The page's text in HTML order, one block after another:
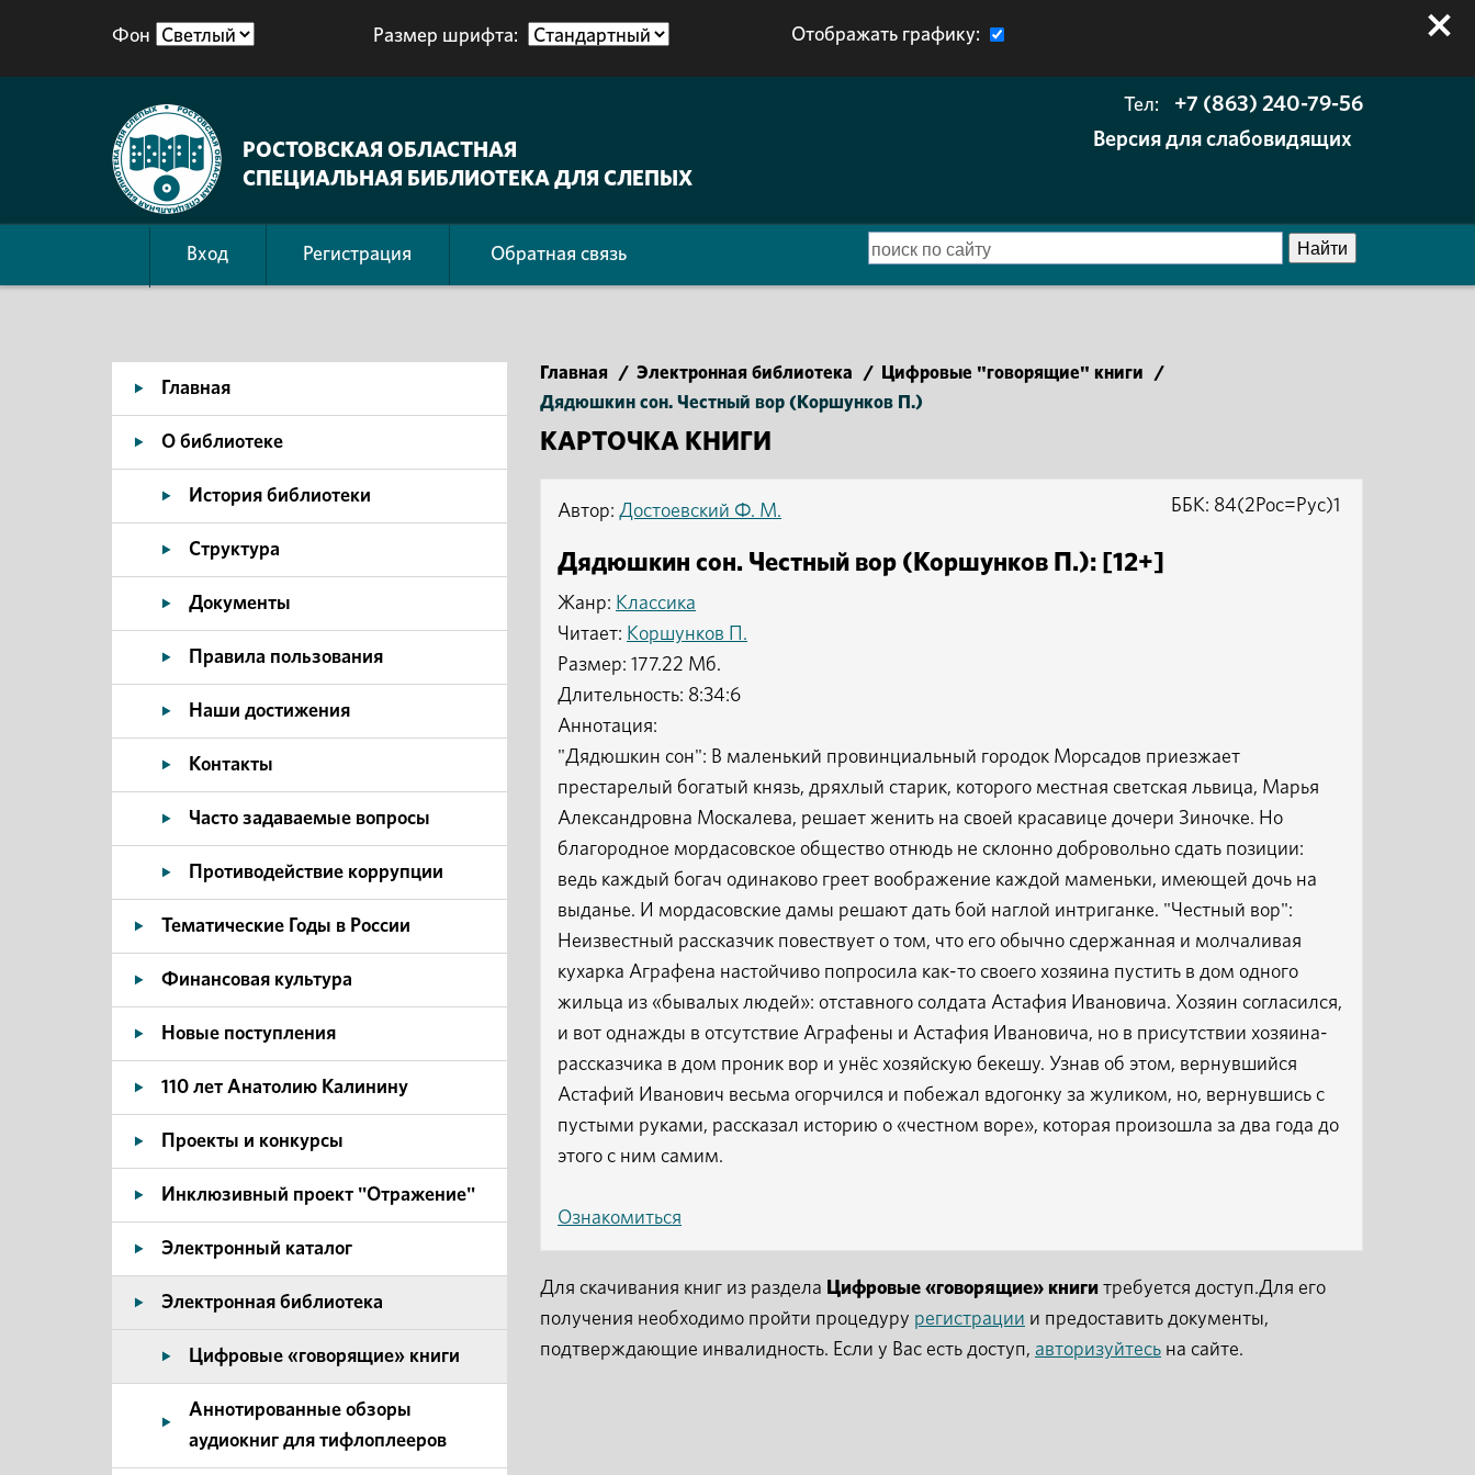
Фон Размер шрифта: Отображать графику:
РОСТОВСКАЯ ОБЛАСТНАЯ
СПЕЦИАЛЬНАЯ БИБЛИОТЕКА ДЛЯ СЛЕПЫХ
Тел:
+7 (863) 240-79-56
Версия для слабовидящих
Вход Регистрация Обратная связь
Главная
О библиотеке
История библиотеки
Структура
Документы
Правила пользования
Наши достижения
Контакты
Часто задаваемые вопросы
Противодействие коррупции
Тематические Годы в России
Финансовая культура
Новые поступления
110 лет Анатолию Калинину
Проекты и конкурсы
Инклюзивный проект "Отражение"
Электронный каталог
Электронная библиотека
Цифровые «говорящие» книги
Аннотированные обзоры
аудиокниг для тифлоплееров
Главная / Электронная библиотека / Цифровые "говорящие" книги
/
Дядюшкин сон. Честный вор (Коршунков П.)
КАРТОЧКА КНИГИ
Автор: Достоевский Ф. М.
Дядюшкин сон. Честный вор (Коршунков П.): [12+]
Жанр: Классика
Читает: Коршунков П.
ББК: 84(2Рос=Рус)1
Размер: 177.22 Мб.
Длительность: 8:34:6
Аннотация:
"Дядюшкин сон": В маленький провинциальный городок Морсадов приезжает
престарелый богатый князь, дряхлый старик, которого местная светская львица, Марья
Александровна Москалева, решает женить на своей красавице дочери Зиночке. Но
благородное мордасовское общество отнюдь не склонно добровольно сдать позиции:
ведь каждый богач одинаково греет воображение каждой маменьки, имеющей дочь на
выданье. И мордасовские дамы решают дать бой наглой интриганке. "Честный вор":
Неизвестный рассказчик повествует о том, что его обычно сдержанная и молчаливая
кухарка Аграфена настойчиво попросила как-то своего хозяина пустить в дом одного
жильца из «бывалых людей»: отставного солдата Астафия Ивановича. Хозяин согласился,
и вот однажды в отсутствие Аграфены и Астафия Ивановича, но в присутствии хозяина-
рассказчика в дом проник вор и унёс хозяйскую бекешу. Узнав об этом, вернувшийся
Астафий Иванович весьма огорчился и побежал вдогонку за жуликом, но, вернувшись с
пустыми руками, рассказал историю о «честном воре», которая произошла за два года до
этого с ним самим.
Ознакомиться
Для скачивания книг из раздела Цифровые «говорящие» книги требуется доступ.Для его
получения необходимо пройти процедуру регистрации и предоставить документы,
подтверждающие инвалидность. Если у Вас есть доступ, авторизуйтесь на сайте.